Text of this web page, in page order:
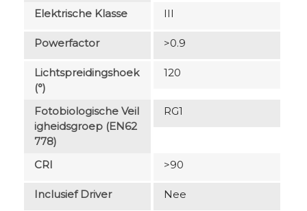
Elektrische Klasse III
Powerfactor >0.9
Lichtspreidingshoek
(°)
120
Fotobiologische Veil
Igheidsgroep (EN62
778)
RG1
CRI >90
Inclusief Driver Nee